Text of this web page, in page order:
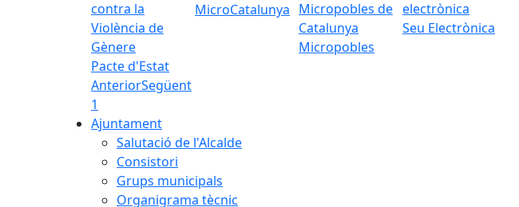
Pacte d'Estat
MicroCatalunya
Micropobles
Seu Electrònica
AnteriorSegüent
1
Ajuntament
Salutació de l'Alcalde
Consistori
Grups municipals
Organigrama tècnic